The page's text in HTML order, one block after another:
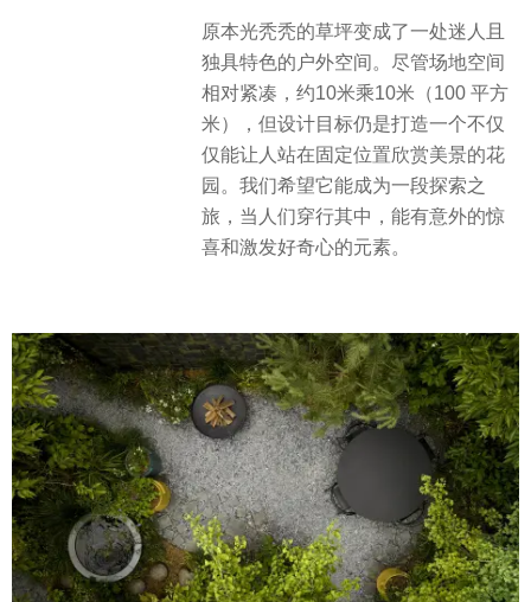
原本光秃秃的草坪变成了一处迷人且
独具特色的户外空间。尽管场地空间
相对紧凑，约10米乘10米（100 平方
米），但设计目标仍是打造一个不仅
仅能让人站在固定位置欣赏美景的花
园。我们希望它能成为一段探索之
旅，当人们穿行其中，能有意外的惊
喜和激发好奇心的元素。